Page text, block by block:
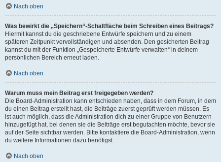
Nach oben
Was bewirkt die „Speichern“-Schaltfläche beim Schreiben eines Beitrags?
Hiermit kannst du die geschriebene Entwürfe speichern und zu einem
späteren Zeitpunkt vervollständigen und absenden. Den gesicherten Beitrag
kannst du mit der Funktion „Gespeicherte Entwürfe verwalten“ in deinem
persönlichen Bereich erneut laden.
Nach oben
Warum muss mein Beitrag erst freigegeben werden?
Die Board-Administration kann entschieden haben, dass in dem Forum, in dem
du einen Beitrag erstellt hast, die Beiträge zuerst geprüft werden müssen. Es
ist auch möglich, dass die Administration dich zu einer Gruppe von Benutzern
hinzugefügt hat, bei denen sie die Beiträge erst begutachten möchte, bevor sie
auf der Seite sichtbar werden. Bitte kontaktiere die Board-Administration, wenn
du weitere Informationen dazu benötigst.
Nach oben